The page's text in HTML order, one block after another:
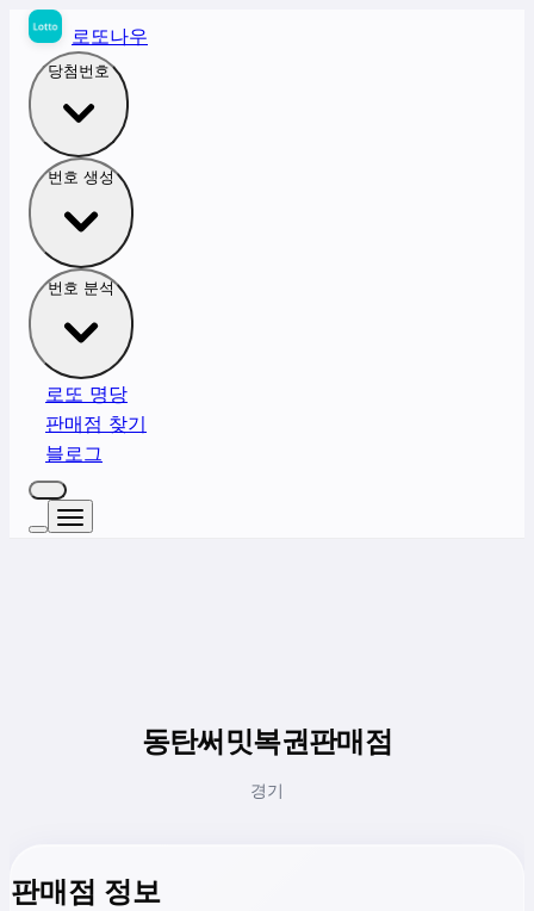
로또나우
당첨번호
번호 생성
번호 분석
로또 명당
판매점 찾기
블로그
동탄써밋복권판매점
경기
판매점 정보